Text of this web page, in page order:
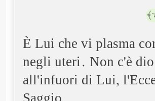
È Lui che vi plasma
negli uteri. Non c'è dio
all'infuori di Lui,